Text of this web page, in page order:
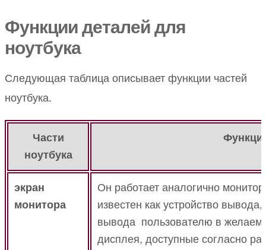
Функции деталей для
ноутбука
Следующая таблица описывает функции частей
ноутбука.
Части
ноутбука
экран
монитора
Он работает аналогично
известен как устройство
вывода пользователю в
дисплея, доступные согласно